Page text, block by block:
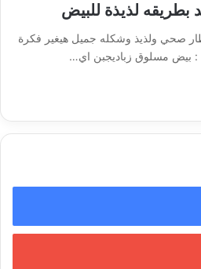
لذيذة للبيض
صحي ولذيذ وشكله جميل هيغير فكرة
: بيض مسلوق زباديجبن اي…